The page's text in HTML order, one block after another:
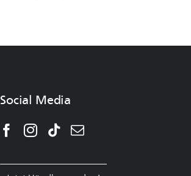
Social Media